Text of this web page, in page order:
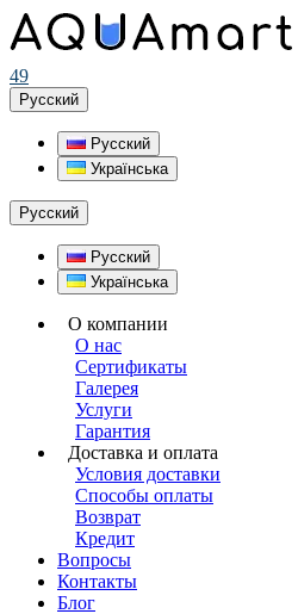
49
Русский
Русский
Українська
Русский
Русский
Українська
О компании
О нас
Сертификаты
Галерея
Услуги
Гарантия
Доставка и оплата
Условия доставки
Способы оплаты
Возврат
Кредит
Вопросы
Контакты
Блог